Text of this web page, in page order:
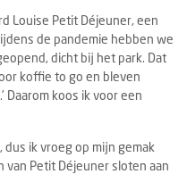
Louise Petit Déjeuner, een
de pandemie hebben we
dicht bij het park. Dat
koffie to go en bleven
Daarom koos ik voor een
dus ik vroeg op mijn gemak
van Petit Déjeuner sloten aan